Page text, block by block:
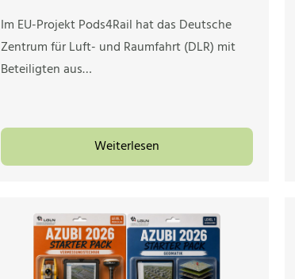
Im EU-Projekt Pods4Rail hat das Deutsche
Zentrum für Luft- und Raumfahrt (DLR) mit
Beteiligten aus…
Weiterlesen